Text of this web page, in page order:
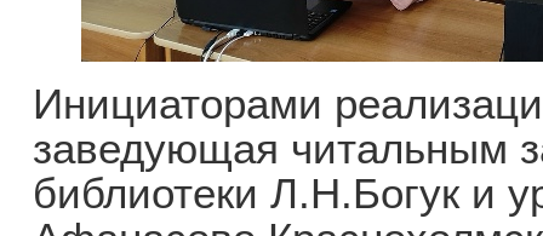
Инициаторами
заведующая читальным
библиотеки Л.Н.Богук и